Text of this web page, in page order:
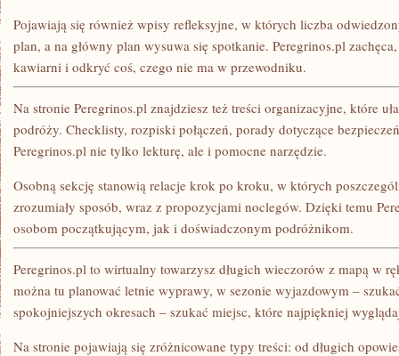
Pojawiają się również wpisy refleksyjne, w których liczba
plan, a na główny plan wysuwa się spotkanie. Peregrinos.pl
kawiarni i odkryć coś, czego nie ma w przewodniku.
Na stronie Peregrinos.pl znajdziesz też treści organizacyjne, które
podróży. Checklisty, rozpiski połączeń, porady dotyczące
Peregrinos.pl nie tylko lekturę, ale i pomocne narzędzie.
Osobną sekcję stanowią relacje krok po kroku, w których
zrozumiały sposób, wraz z propozycjami noclegów. Dzięki temu
osobom początkującym, jak i doświadczonym podróżnikom.
Peregrinos.pl to wirtualny towarzysz długich wieczorów z mapą w
można tu planować letnie wyprawy, w sezonie wyjazdowym –
spokojniejszych okresach – szukać miejsc, które najpiękniej
Na stronie pojawiają się zróżnicowane typy treści: od długich